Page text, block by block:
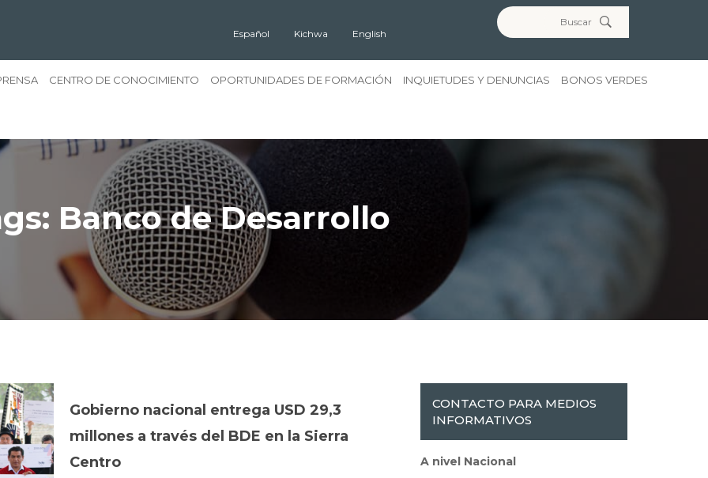
Search for:
Español
Kichwa English
CENTRO DE CONOCIMIENTO OPORTUNIDADES DE FORMACIÓN INQUIETUDES Y DENUNCIAS BONOS VERDES
Banco de Desarrollo
Gobierno nacional entrega USD 29,3
millones a través del BDE en la Sierra
Centro
CONTACTO PARA MEDIOS
INFORMATIVOS
A nivel Nacional